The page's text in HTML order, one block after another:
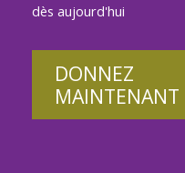
dès aujourd'hui
DONNEZ
MAINTENANT